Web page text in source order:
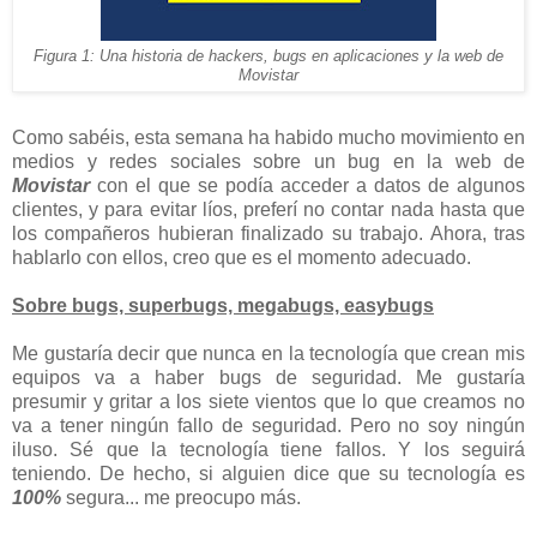
Figura 1: Una historia de hackers, bugs en aplicaciones y la web de
Movistar
Como sabéis, esta semana ha habido mucho movimiento en
medios y redes sociales sobre un bug en la web de
Movistarcon el que se podía acceder a datos de algunos
clientes, y para evitar líos, preferí no contar nada hasta que
los compañeros hubieran finalizado su trabajo. Ahora, tras
hablarlo con ellos, creo que es el momento adecuado.
Sobre bugs, superbugs, megabugs, easybugs
Me gustaría decir que nunca en la tecnología que crean mis
equipos va a haber bugs de seguridad. Me gustaría
presumir y gritar a los siete vientos que lo que creamos no
va a tener ningún fallo de seguridad. Pero no soy ningún
iluso. Sé que la tecnología tiene fallos. Y los seguirá
teniendo. De hecho, si alguien dice que su tecnología es
100% segura... me preocupo más.